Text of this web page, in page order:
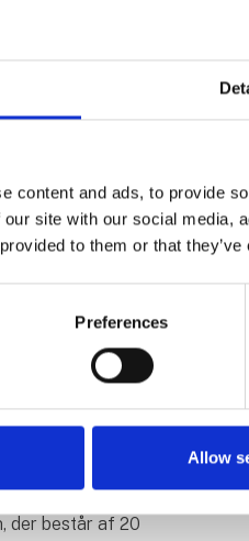
content and ads, to provide
site with our social
to them or that
Preferences
Allow
om kunstværker, der
på Art Herning
viser ÅRGANG
der består af 20